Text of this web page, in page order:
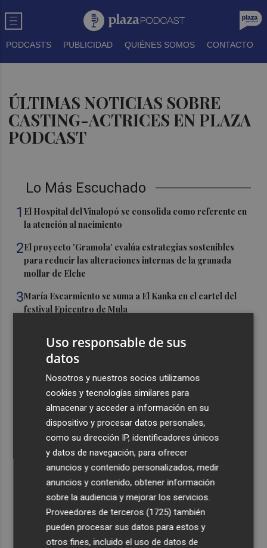
PODCASTS PUBLICIDAD QUIÉNES SOMOS CONTACTO
ÚLTIMAS NOTICIAS SOBRE
CASTING-ACTRICES EN PLAZA
PODCAST
Lo Más Escuchado
1 El Hospital del Vinalopó se consolida como referente en
la atención al nacimiento
2El proyecto 'Gramola' evalúa estrategias sostenibles
para reducir las alteraciones internas de la granada
mollar de Elche
3María Escarmiento se suma a El Kanka en el cartel del
festival Epicentro de Mula
monitorizar el Mar Menor y ya prepara un dron
submarino autónomo
Una batea clochinera se hunde y otra sufre daños en un
incidente con un buque en el puerto de Valencia
Recibe toda la actualidad de
Plaza Podcast en tu correo
Quiero suscribirme
Uso responsable de sus
datos
Nosotros y nuestros socios utilizamos
cookies y tecnologías similares para
almacenar y acceder a información en su
dispositivo y procesar datos personales,
como su dirección IP, identificadores únicos
y datos de navegación, para ofrecer
anuncios y contenido personalizados, medir
anuncios y contenido, obtener información
sobre la audiencia y mejorar los servicios.
Proveedores de terceros (1725) también
pueden procesar sus datos para estos y
otros fines, incluido el uso de datos de